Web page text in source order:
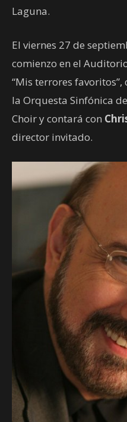
Laguna.
El viernes 27 de
comienzo en el
“Mis terrores
la Orquesta Sinfónica
Choir y contará con
director invitado.